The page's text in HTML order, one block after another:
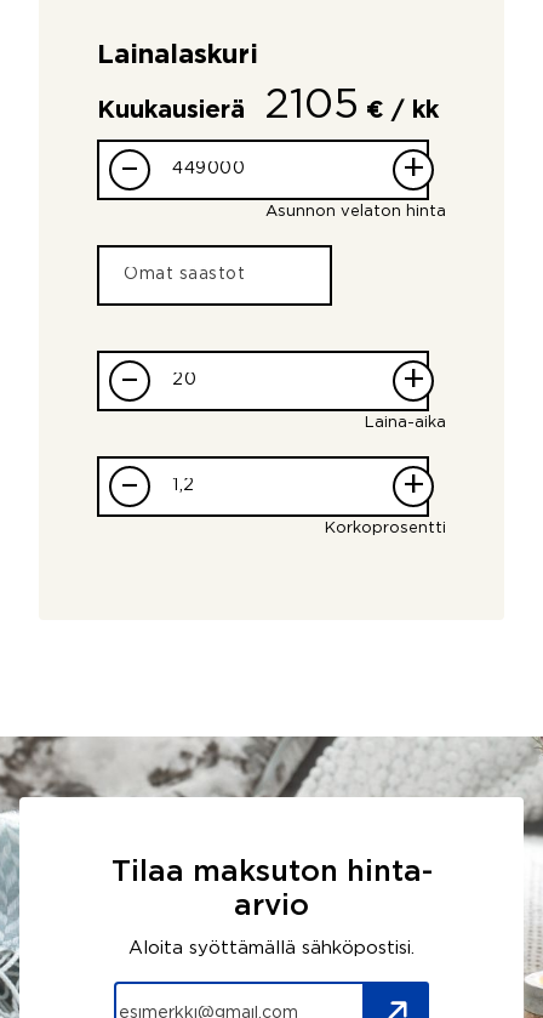
Lainalaskuri
Kuukausierä 2105 € / kk
– +
Asunnon velaton hinta
– +
Laina-aika
– +
Korkoprosentti
Tilaa maksuton hinta-
arvio
Aloita syöttämällä sähköpostisi.